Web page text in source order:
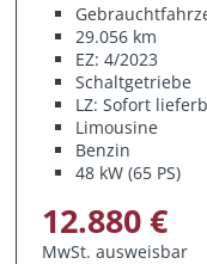
29.056 km
EZ: 4/2023
Schaltgetriebe
LZ: Sofort
Limousine
Benzin
48 kW (65 PS)
12.880 €
MwSt. ausweisbar